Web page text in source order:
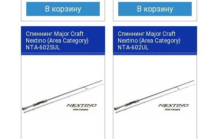
В корзину
В корзину
Спиннинг Major Craft
Nextino (Area Category)
NTA-602SUL
Спиннинг Major Craft
Nextino (Area Category)
NTA-602UL